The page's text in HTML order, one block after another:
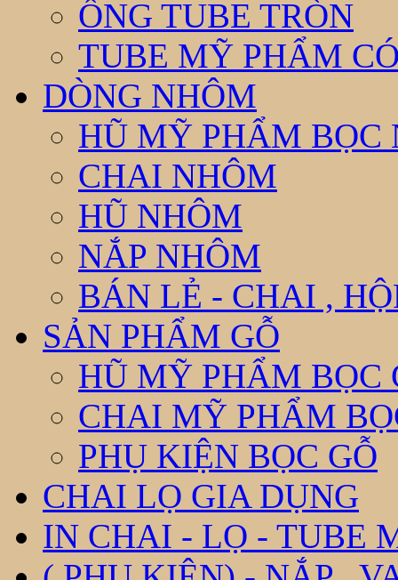
ỐNG TUBE TRÒN
TUBE MỸ PHẨM
DÒNG NHÔM
HŨ MỸ PHẨM BỌC
CHAI NHÔM
HŨ NHÔM
NẮP NHÔM
BÁN LẺ - CHAI ,
SẢN PHẨM GỖ
HŨ MỸ PHẨM BỌC
CHAI MỸ PHẨM
PHỤ KIỆN BỌC GỖ
CHAI LỌ GIA DỤNG
IN CHAI - LỌ - TUBE